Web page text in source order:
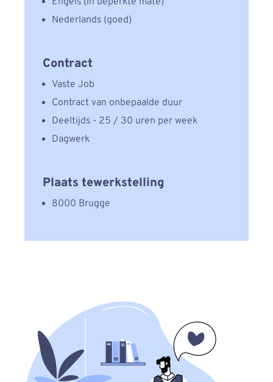
Nederlands (goed)
Contract
Vaste Job
Contract van onbepaalde duur
Deeltijds - 25 / 30 uren per week
Dagwerk
Plaats tewerkstelling
8000 Brugge